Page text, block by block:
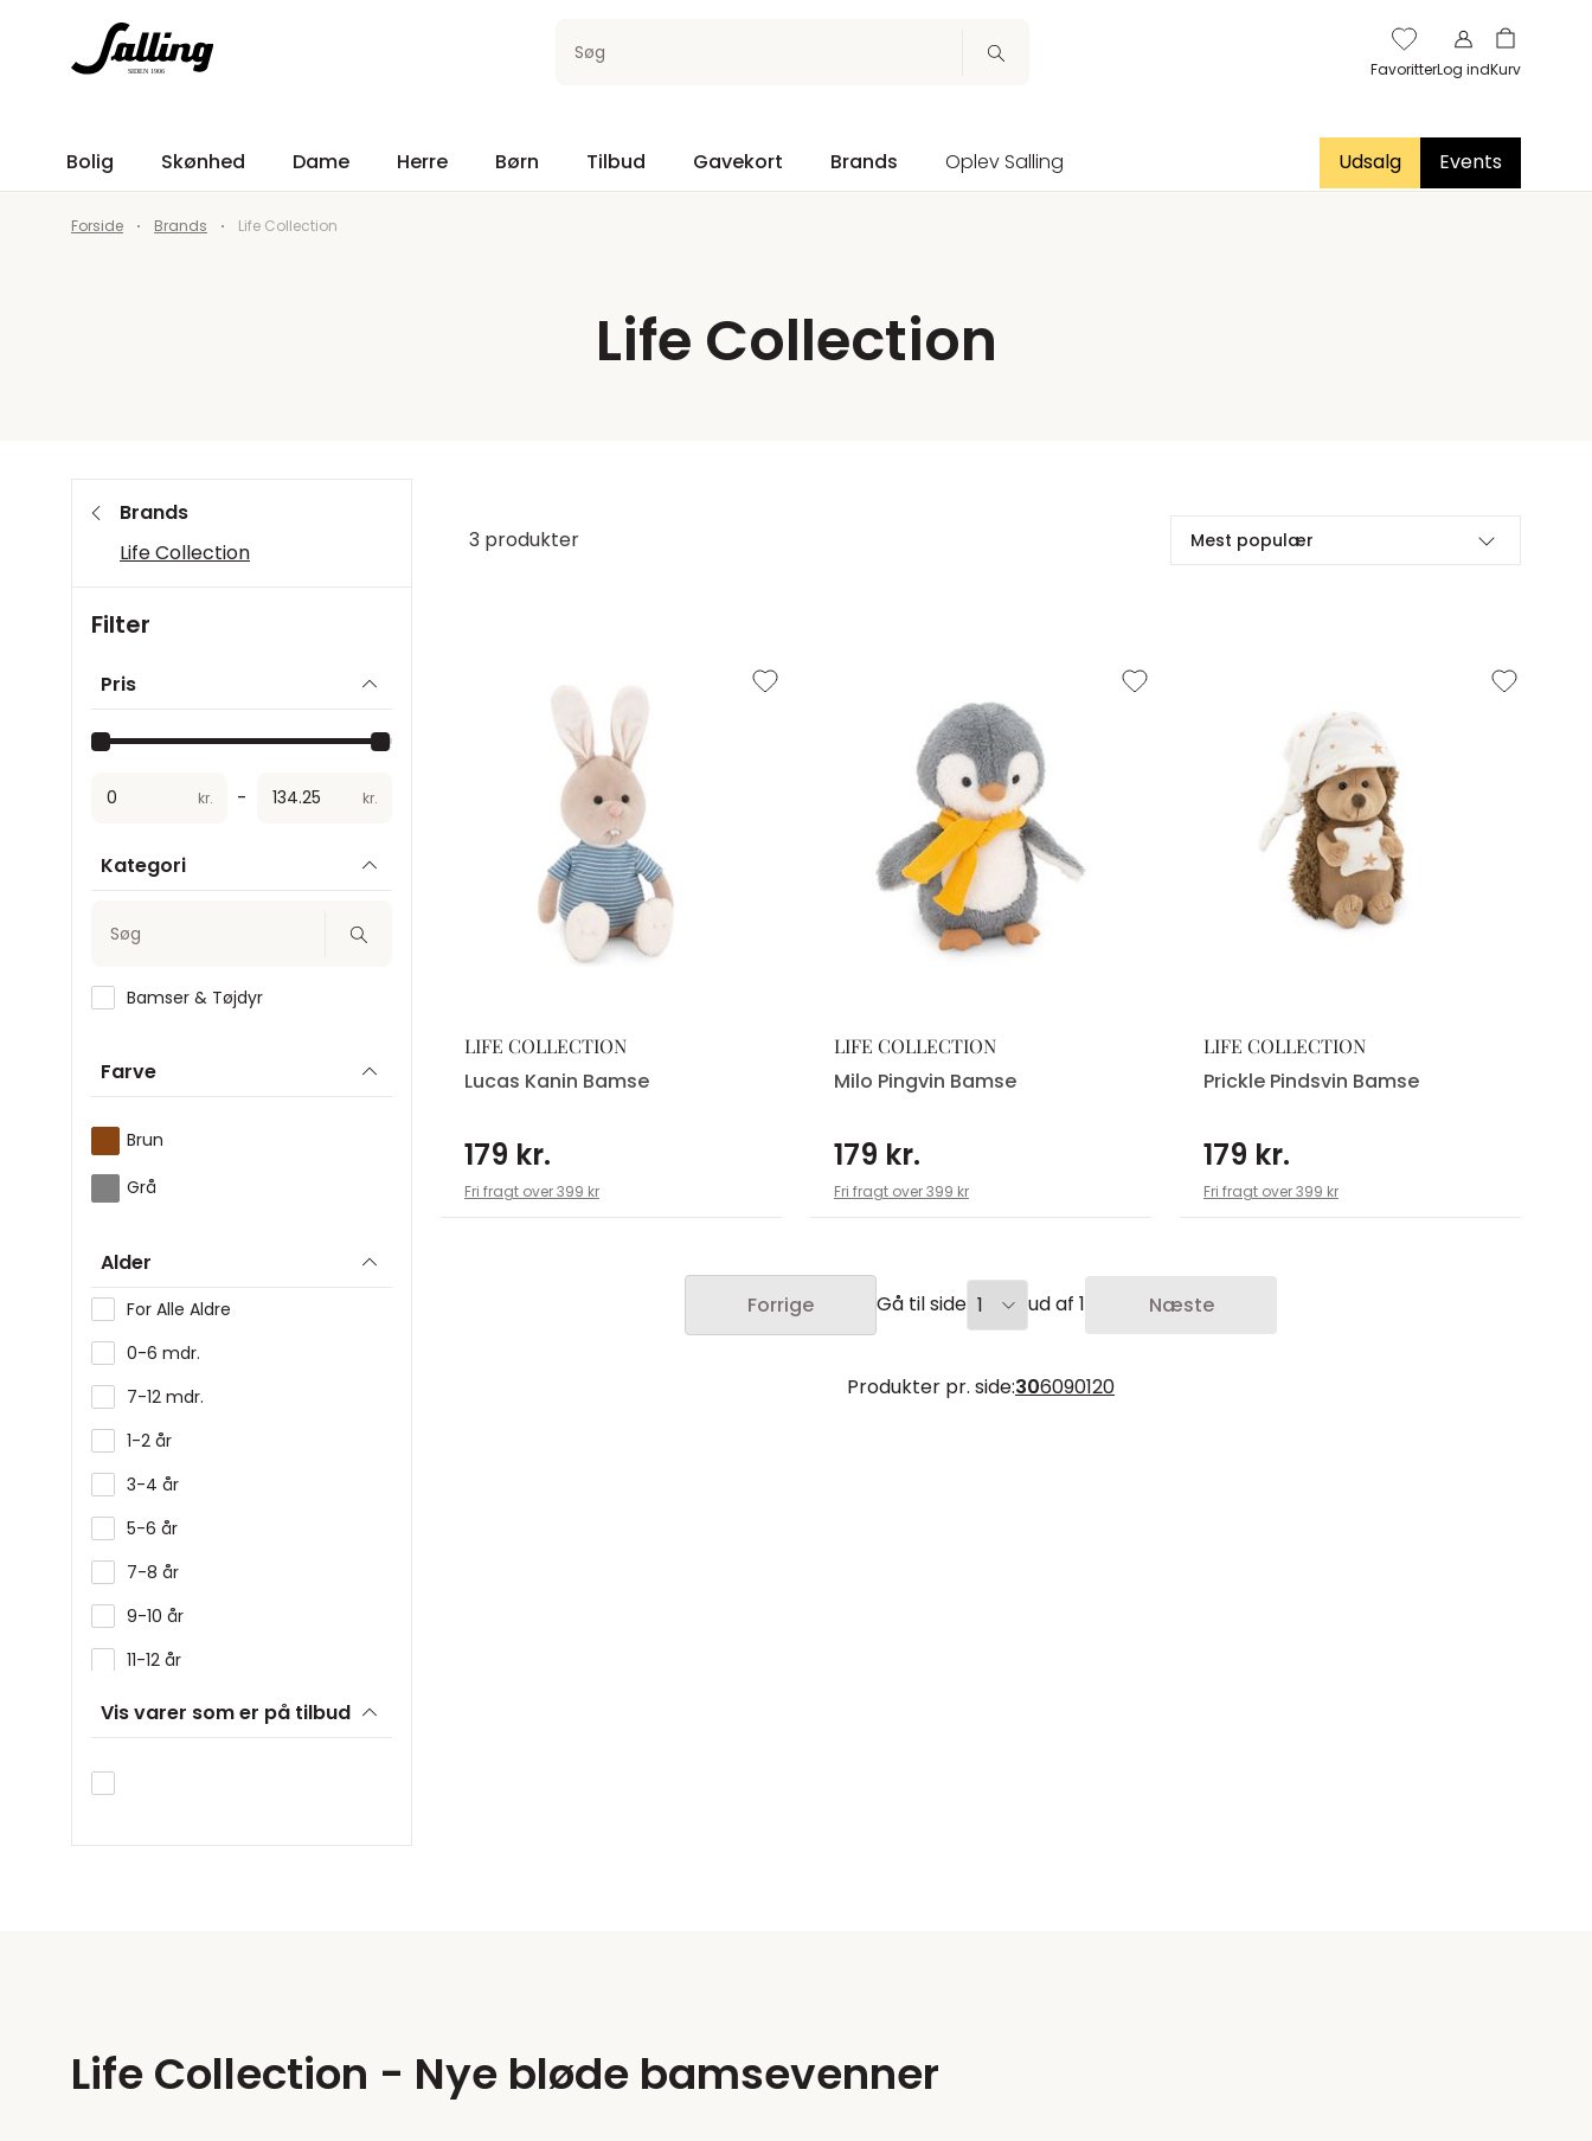
Søg
FavoritterLog indKurv
Bolig Skønhed Dame Herre Børn Tilbud Gavekort Brands Oplev Salling Udsalg Events
Forside Brands Life Collection
Life Collection
Brands
Life Collection
Filter
Pris
kr. - kr.
Kategori
Søg
Bamser & Tøjdyr
Farve
Brun
Grå
Alder
For Alle Aldre
0-6 mdr.
7-12 mdr.
1-2 år
3-4 år
5-6 år
7-8 år
9-10 år
11-12 år
13-14 år
Vis varer som er på tilbud
3 produkter Mest populær
LIFE COLLECTION
Lucas Kanin Bamse
179 kr.
Fri fragt over 399 kr
LIFE COLLECTION
Milo Pingvin Bamse
179 kr.
Fri fragt over 399 kr
LIFE COLLECTION
Prickle Pindsvin Bamse
179 kr.
Fri fragt over 399 kr
Forrige Gå til side ud af 1 Næste
Produkter pr. side:306090120
Life Collection - Nye bløde bamsevenner